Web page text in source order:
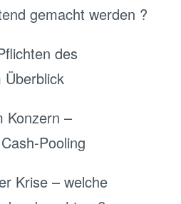
gemacht werden ?
des
Konzern –
Pooling
Krise – welche